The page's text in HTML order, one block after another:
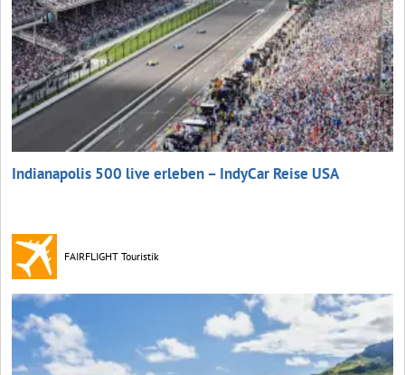
Indianapolis 500 live erleben – IndyCar Reise USA
FAIRFLIGHT Touristik